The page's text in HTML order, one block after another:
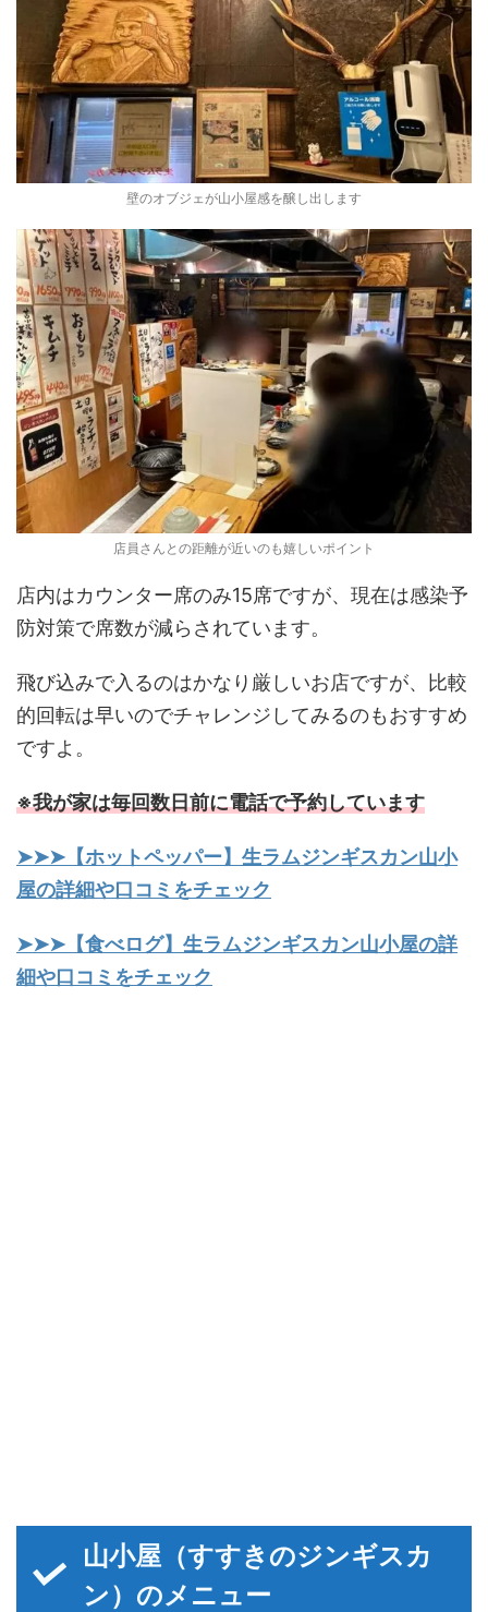
壁のオブジェが山小屋感を醸し出します
店員さんとの距離が近いのも嬉しいポイント
店内はカウンター席のみ15席ですが、現在は感染予
防対策で席数が減らされています。
飛び込みで入るのはかなり厳しいお店ですが、比較
的回転は早いのでチャレンジしてみるのもおすすめ
ですよ。
※我が家は毎回数日前に電話で予約しています
➤➤➤【ホットペッパー】生ラムジンギスカン山小
屋の詳細や口コミをチェック
➤➤➤【食べログ】生ラムジンギスカン山小屋の詳
細や口コミをチェック
山小屋（すすきのジンギスカ
ン）のメニュー